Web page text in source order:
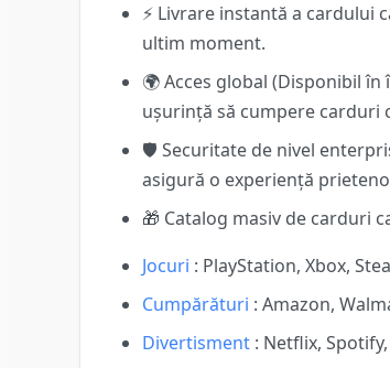
⚡ Livrare instantă a cardului
ultim moment.
🌍Acces global (Disponibil în
ușurință să cumpere carduri
🛡 Securitate de nivel
asigură o experiență
🎁 Catalog masiv de carduri
Jocuri : PlayStation, Xbox,
Cumpărături : Amazon,
Divertisment : Netflix,